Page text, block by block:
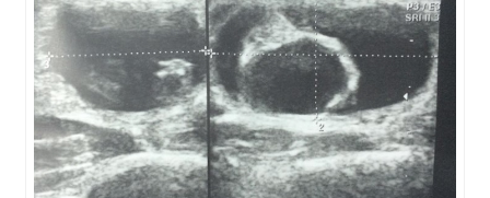
Hình ảnh sau điều trị 1 tháng của bệnh nhân T